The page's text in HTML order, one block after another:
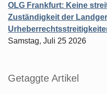
OLG Frankfurt: Keine
Zuständigkeit der
Samstag, Juli 25 2026
Getaggte Artikel